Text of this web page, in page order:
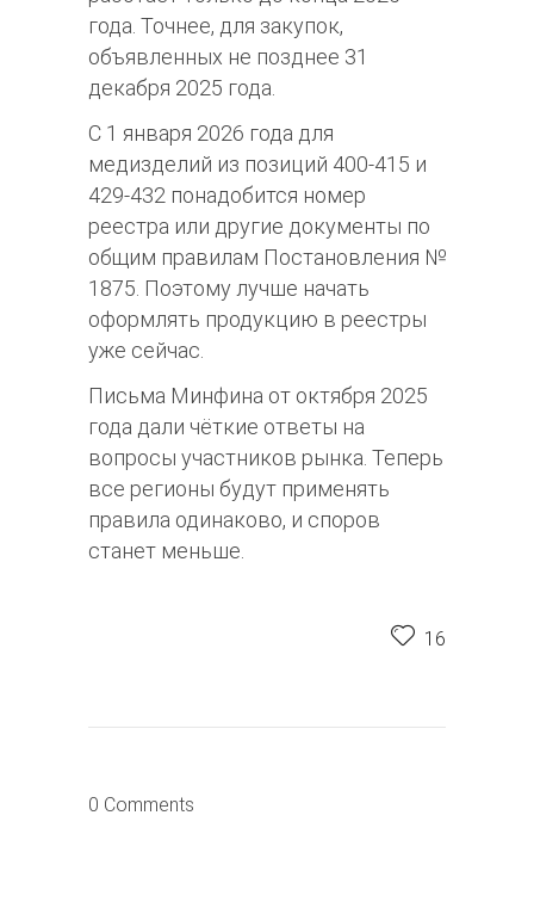
года. Точнее, для закупок,
объявленных не позднее 31
декабря 2025 года.​​
С 1 января 2026 года для
медизделий из позиций 400-415 и
429-432 понадобится номер
реестра или другие документы по
общим правилам Постановления №
1875. Поэтому лучше начать
оформлять продукцию в реестры
уже сейчас.​
Письма Минфина от октября 2025
года дали чёткие ответы на
вопросы участников рынка. Теперь
все регионы будут применять
правила одинаково, и споров
станет меньше.​​
16
0 Comments